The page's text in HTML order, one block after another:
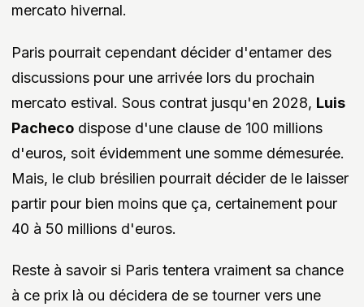
mercato hivernal.
Paris pourrait cependant décider d'entamer des
discussions pour une arrivée lors du prochain
mercato estival. Sous contrat jusqu'en 2028, Luis
Pacheco dispose d'une clause de 100 millions
d'euros, soit évidemment une somme démesurée.
Mais, le club brésilien pourrait décider de le laisser
partir pour bien moins que ça, certainement pour
40 à 50 millions d'euros.
Reste à savoir si Paris tentera vraiment sa chance
à ce prix là ou décidera de se tourner vers une